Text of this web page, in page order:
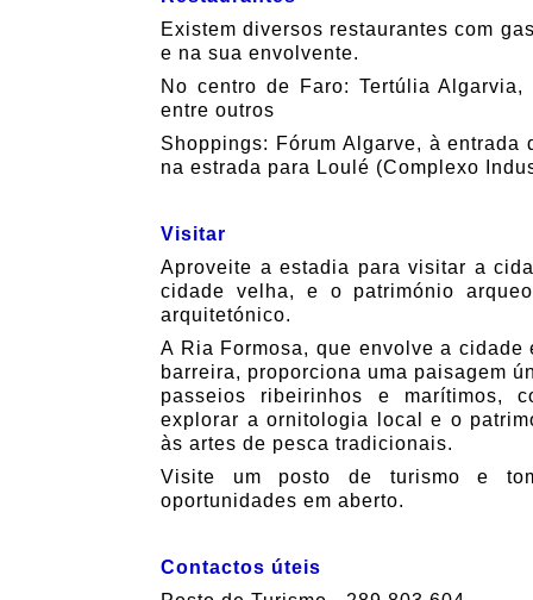
Existem diversos restaurantes com
e na sua envolvente.
No centro de Faro: Tertúlia
entre outros
Shoppings: Fórum Algarve, à entrada
na estrada para Loulé (Complexo
Visitar
Aproveite a estadia para visitar a
cidade velha, e o património
arquitetónico.
A Ria Formosa, que envolve a
barreira, proporciona uma paisagem
passeios ribeirinhos e marítimos,
explorar a ornitologia local e o
às artes de pesca tradicionais.
Visite um posto de turismo e
oportunidades em aberto.
Contactos úteis